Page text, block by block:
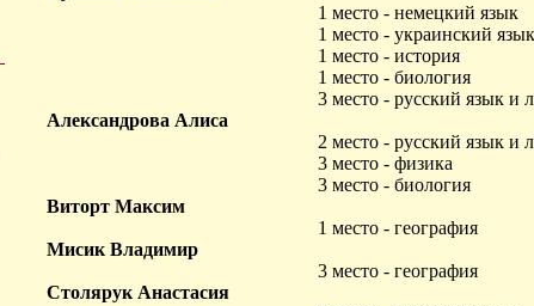
1 место - немецкий язык
1 место - украинский язык
1 место - история
1 место - биология
3 место - русский язык и
Александрова Алиса
2 место - русский язык и
3 место - физика
3 место - биология
Виторт Максим
1 место - география
Мисик Владимир
3 место - география
Столярук Анастасия